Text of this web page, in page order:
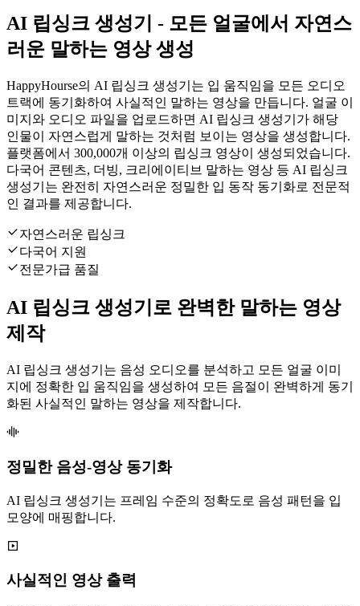
AI 립싱크 생성기 - 모든 얼굴에서 자연스
러운 말하는 영상 생성
HappyHourse의 AI 립싱크 생성기는 입 움직임을 모든 오디오
트랙에 동기화하여 사실적인 말하는 영상을 만듭니다. 얼굴 이
미지와 오디오 파일을 업로드하면 AI 립싱크 생성기가 해당
인물이 자연스럽게 말하는 것처럼 보이는 영상을 생성합니다.
플랫폼에서 300,000개 이상의 립싱크 영상이 생성되었습니다.
다국어 콘텐츠, 더빙, 크리에이티브 말하는 영상 등 AI 립싱크
생성기는 완전히 자연스러운 정밀한 입 동작 동기화로 전문적
인 결과를 제공합니다.
자연스러운 립싱크
다국어 지원
전문가급 품질
AI 립싱크 생성기로 완벽한 말하는 영상
제작
AI 립싱크 생성기는 음성 오디오를 분석하고 모든 얼굴 이미
지에 정확한 입 움직임을 생성하여 모든 음절이 완벽하게 동기
화된 사실적인 말하는 영상을 제작합니다.
정밀한 음성-영상 동기화
AI 립싱크 생성기는 프레임 수준의 정확도로 음성 패턴을 입
모양에 매핑합니다.
사실적인 영상 출력